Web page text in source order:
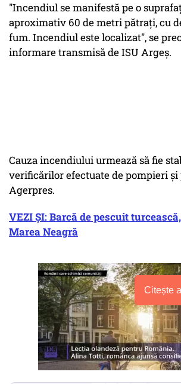
"Incendiul se manifestă pe o
aproximativ 60 de metri pătraţi, cu
fum. Incendiul este localizat", se
informare transmisă de ISU Argeş.
Cauza incendiului urmează să fie
verificărilor efectuate de pompieri
Agerpres.
VEZI ȘI: Barcă de pescuit
Marea Neagră
Citește